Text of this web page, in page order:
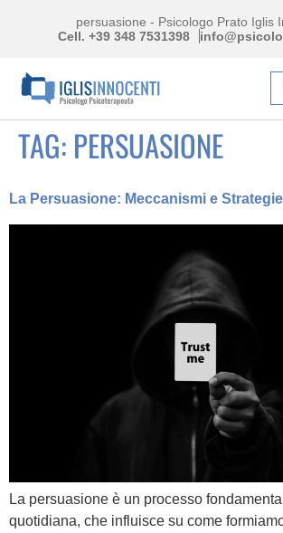
persuasione - Psicologo Prato Iglis
Cell. +39 348 7531398
TAG: PERSUASIONE
La Persuasione: Meccanismi e
La persuasione è un processo
quotidiana, che influisce su come